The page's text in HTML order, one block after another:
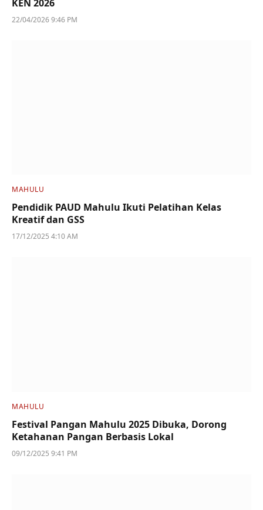
KEN 2026
22/04/2026 9:46 PM
MAHULU
Pendidik PAUD Mahulu Ikuti Pelatihan Kelas
Kreatif dan GSS
17/12/2025 4:10 AM
MAHULU
Festival Pangan Mahulu 2025 Dibuka, Dorong
Ketahanan Pangan Berbasis Lokal
09/12/2025 9:41 PM